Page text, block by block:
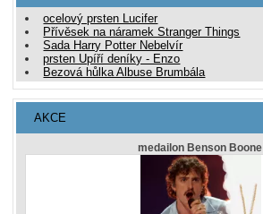
ocelový prsten Lucifer
Přívěsek na náramek Stranger Things
Sada Harry Potter Nebelvír
prsten Upíří deníky - Enzo
Bezová hůlka Albuse Brumbála
AKCE
medailon Benson Boone